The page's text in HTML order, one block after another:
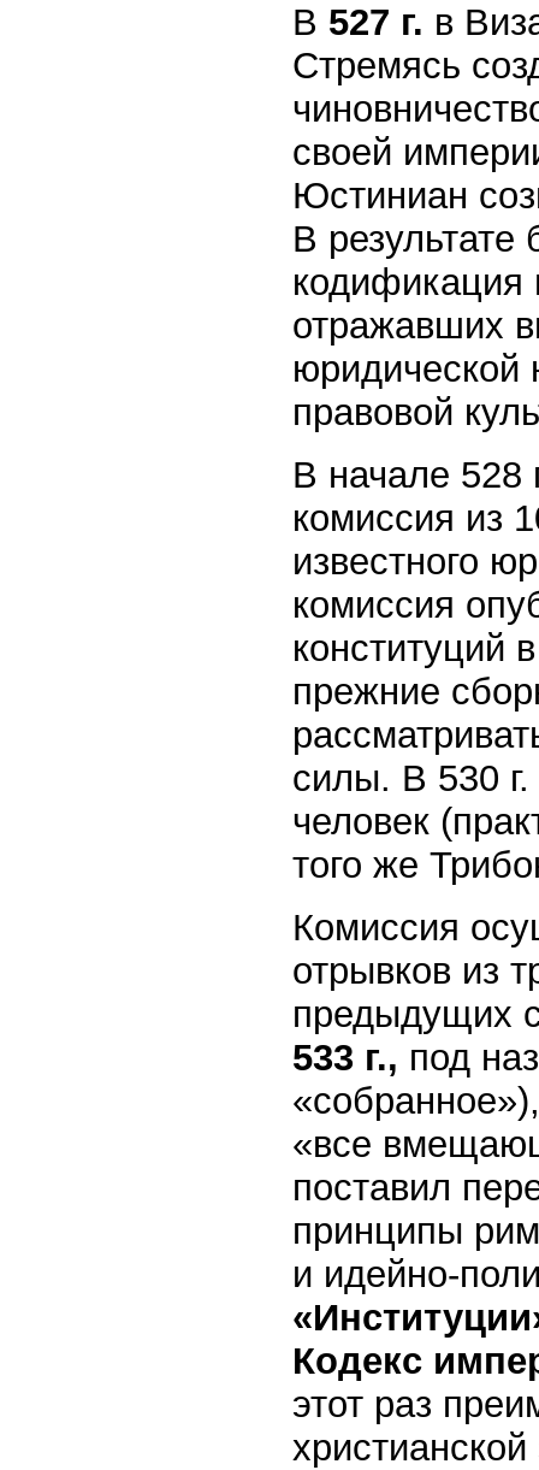
В 527 г. в
Стремясь
своей
Юстиниан
В
кодификация
отражавших
юридической
правовой
В начале 528
комиссия из
известного
комиссия
конституций
прежние
силы. В 530
человек
того же
Комиссия
отрывков из
предыдущих
533 г., под
«все
поставил
принципы
и идейно-
Кодекс
этот раз